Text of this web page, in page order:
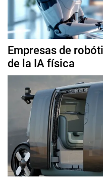
Empresas de
de la IA física